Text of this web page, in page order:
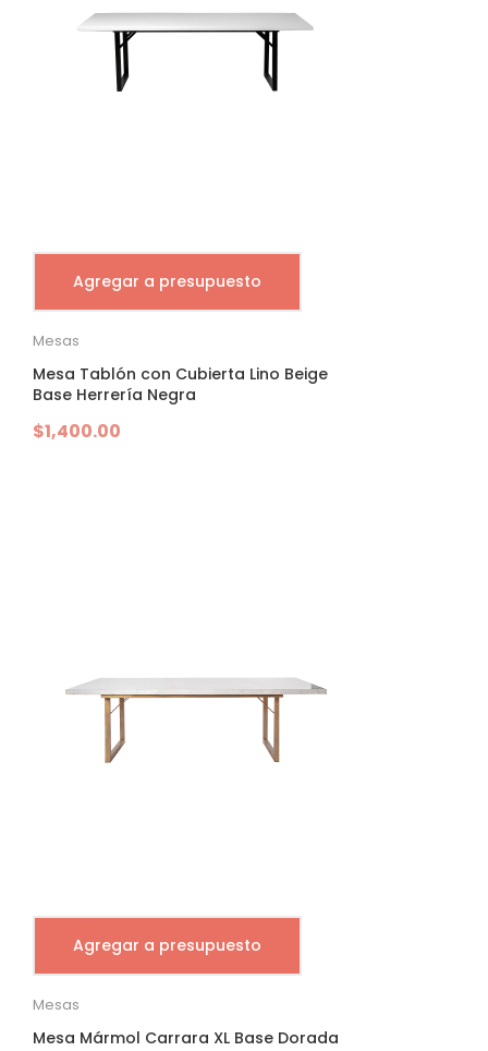
Agregar a presupuesto
Mesas
Mesa Tablón con Cubierta Lino Beige
Base Herrería Negra
$1,400.00
Agregar a presupuesto
Mesas
Mesa Mármol Carrara XL Base Dorada